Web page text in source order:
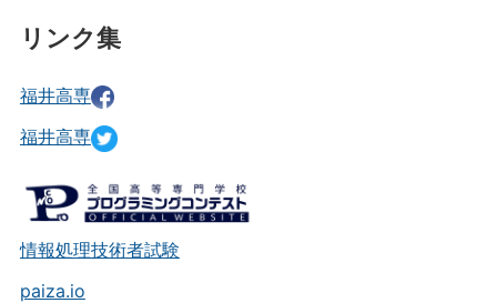
リンク集
福井高専
福井高専
情報処理技術者試験
paiza.io